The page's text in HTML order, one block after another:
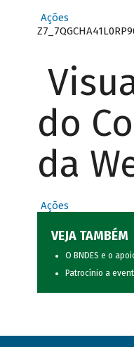
Ações
do
da
Ações
VEJA TAMBÉM
O BNDES e o
Patrocínio a